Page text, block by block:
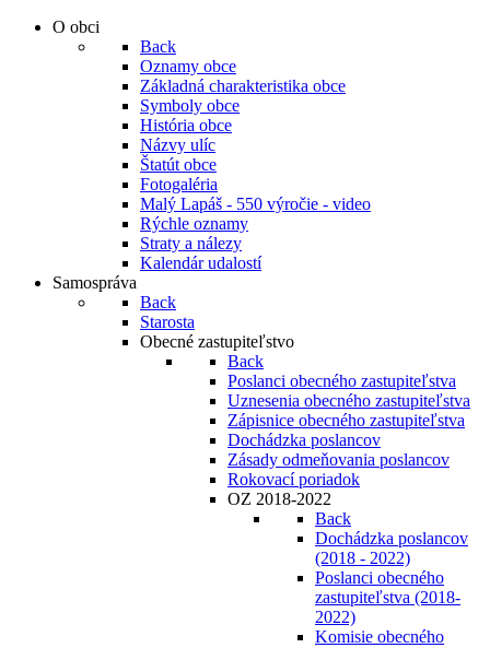
O obci
Back
Oznamy obce
Základná charakteristika obce
Symboly obce
História obce
Názvy ulíc
Štatút obce
Fotogaléria
Malý Lapáš - 550 výročie - video
Rýchle oznamy
Straty a nálezy
Kalendár udalostí
Samospráva
Back
Starosta
Obecné zastupiteľstvo
Back
Poslanci obecného zastupiteľstva
Uznesenia obecného zastupiteľstva
Zápisnice obecného zastupiteľstva
Dochádzka poslancov
Zásady odmeňovania poslancov
Rokovací poriadok
OZ 2018-2022
Back
Dochádzka poslancov
(2018 - 2022)
Poslanci obecného
zastupiteľstva (2018-
2022)
Komisie obecného